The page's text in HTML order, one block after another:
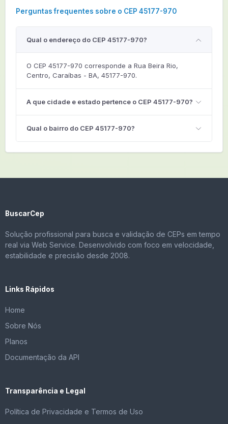
Perguntas frequentes sobre o CEP 45177-970
Qual o endereço do CEP 45177-970?
O CEP 45177-970 corresponde a Rua Beira Rio,
Centro, Caraíbas - BA, 45177-970.
A que cidade e estado pertence o CEP 45177-970?
Qual o bairro do CEP 45177-970?
BuscarCep
Solução profissional para busca e validação de CEPs em tempo
real via Web Service. Desenvolvido com foco em velocidade,
estabilidade e precisão desde 2008.
Links Rápidos
Home
Sobre Nós
Planos
Documentação da API
Transparência e Legal
Política de Privacidade e Termos de Uso